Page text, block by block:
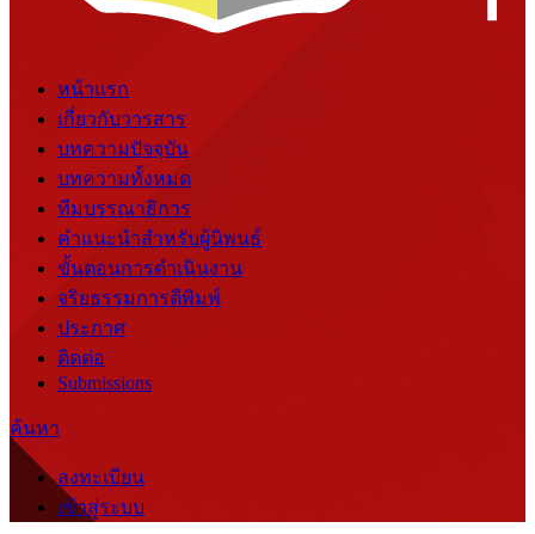
หน้าแรก
เกี่ยวกับวารสาร
บทความปัจจุบัน
บทความทั้งหมด
ทีมบรรณาธิการ
คำแนะนำสำหรับผู้นิพนธ์
ขั้นตอนการดำเนินงาน
จริยธรรมการตีพิมพ์
ประกาศ
ติดต่อ
Submissions
ค้นหา
ลงทะเบียน
เข้าสู่ระบบ